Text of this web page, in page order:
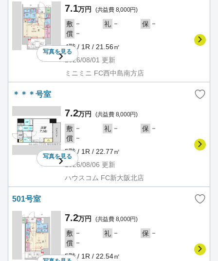
写真を見る
7.1万円 (共益費 8,000円)
敷 － 礼 － 保 －
償 －
4階 / 1R / 21.56㎡
2026/08/01 更新
ミニミニ FC西中島南方店
＊＊＊号室
写真を見る
7.2万円 (共益費 8,000円)
敷 － 礼 － 保 －
償 －
5階 / 1R / 22.77㎡
2026/08/06 更新
ハウスコム FC新大阪北店
501号室
7.2万円 (共益費 8,000円)
敷 － 礼 － 保 －
償 －
5階 / 1R / 22.54㎡